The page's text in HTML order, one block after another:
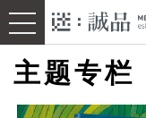
主题专栏